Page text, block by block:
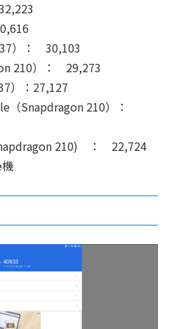
）： 30,103
210）： 29,273
）：27,127
（Snapdragon 210）：
210) ： 22,724